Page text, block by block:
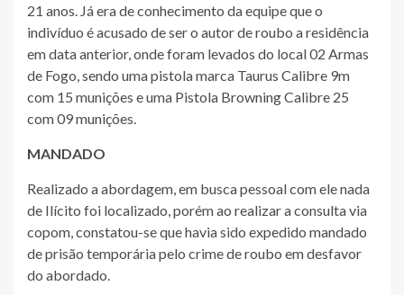
21 anos. Já era de conhecimento da equipe que o
indivíduo é acusado de ser o autor de roubo a residência
em data anterior, onde foram levados do local 02 Armas
de Fogo, sendo uma pistola marca Taurus Calibre 9m
com 15 munições e uma Pistola Browning Calibre 25
com 09 munições.
MANDADO
Realizado a abordagem, em busca pessoal com ele nada
de Ilícito foi localizado, porém ao realizar a consulta via
copom, constatou-se que havia sido expedido mandado
de prisão temporária pelo crime de roubo em desfavor
do abordado.